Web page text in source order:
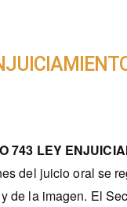
743 LEY
del juicio oral se
de la imagen. El